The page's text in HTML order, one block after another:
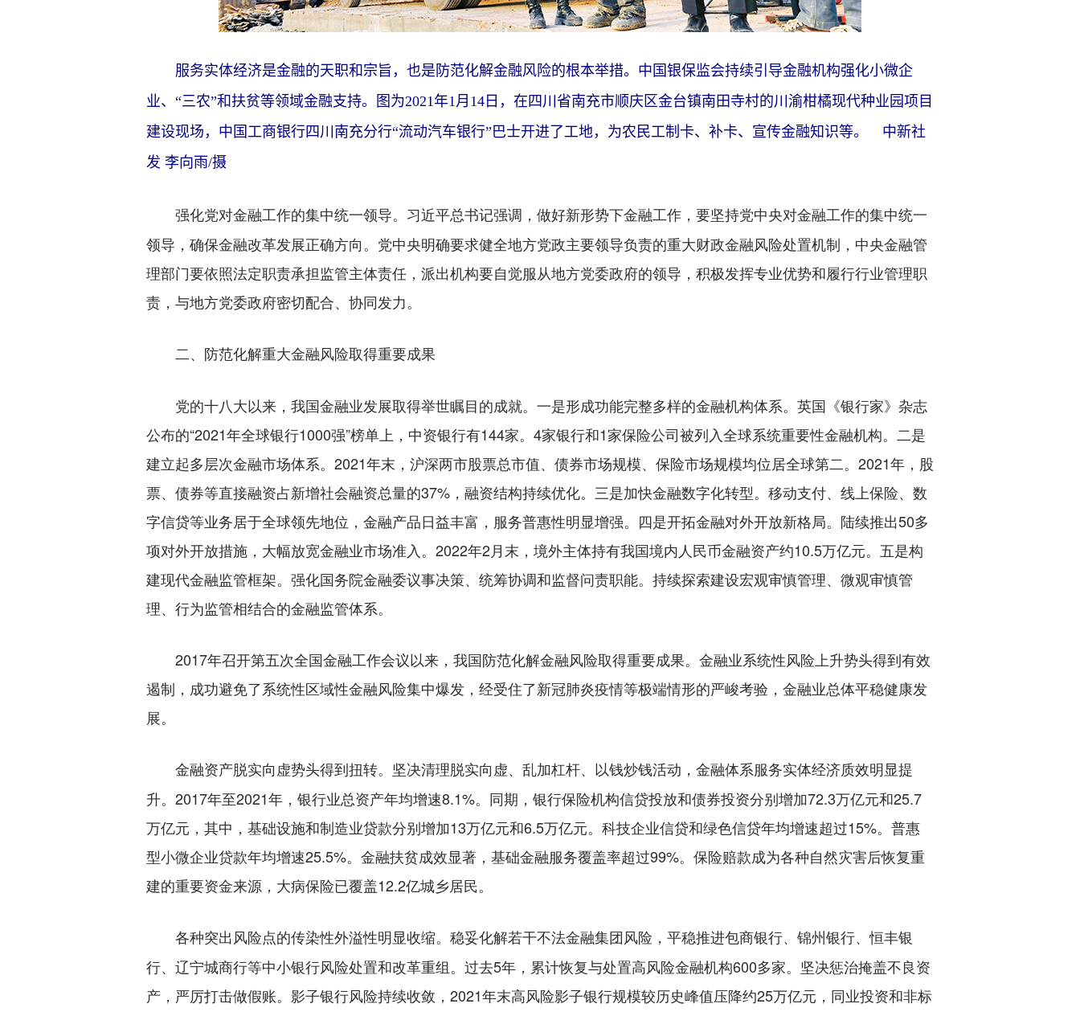
服务实体经济是金融的天职和宗旨，也是防范化解金融风险的根本举措。中国银保监会持续引导金融机构强化小微企
业、“三农”和扶贫等领域金融支持。图为2021年1月14日，在四川省南充市顺庆区金台镇南田寺村的川渝柑橘现代种业园项目
建设现场，中国工商银行四川南充分行“流动汽车银行”巴士开进了工地，为农民工制卡、补卡、宣传金融知识等。 中新社
发 李向雨/摄
强化党对金融工作的集中统一领导。 习近平总书记强调，做好新形势下金融工作，要坚持党中央对金融工作的集中统一
领导，确保金融改革发展正确方向。党中央明确要求健全地方党政主要领导负责的重大财政金融风险处置机制，中央金融管
理部门要依照法定职责承担监管主体责任，派出机构要自觉服从地方党委政府的领导，积极发挥专业优势和履行行业管理职
责，与地方党委政府密切配合、协同发力。
二、防范化解重大金融风险取得重要成果
党的十八大以来，我国金融业发展取得举世瞩目的成就。一是形成功能完整多样的金融机构体系。英国《银行家》杂志
公布的“2021年全球银行1000强”榜单上，中资银行有144家。4家银行和1家保险公司被列入全球系统重要性金融机构。二是
建立起多层次金融市场体系。2021年末，沪深两市股票总市值、债券市场规模、保险市场规模均位居全球第二。2021年，股
票、债券等直接融资占新增社会融资总量的37%，融资结构持续优化。三是加快金融数字化转型。移动支付、线上保险、数
字信贷等业务居于全球领先地位，金融产品日益丰富，服务普惠性明显增强。四是开拓金融对外开放新格局。陆续推出50多
项对外开放措施，大幅放宽金融业市场准入。2022年2月末，境外主体持有我国境内人民币金融资产约10.5万亿元。五是构
建现代金融监管框架。强化国务院金融委议事决策、统筹协调和监督问责职能。持续探索建设宏观审慎管理、微观审慎管
理、行为监管相结合的金融监管体系。
2017年召开第五次全国金融工作会议以来，我国防范化解金融风险取得重要成果。金融业系统性风险上升势头得到有效
遏制，成功避免了系统性区域性金融风险集中爆发，经受住了新冠肺炎疫情等极端情形的严峻考验，金融业总体平稳健康发
展。
金融资产脱实向虚势头得到扭转。 坚决清理脱实向虚、乱加杠杆、以钱炒钱活动，金融体系服务实体经济质效明显提
升。2017年至2021年，银行业总资产年均增速8.1%。同期，银行保险机构信贷投放和债券投资分别增加72.3万亿元和25.7
万亿元，其中，基础设施和制造业贷款分别增加13万亿元和6.5万亿元。科技企业信贷和绿色信贷年均增速超过15%。普惠
型小微企业贷款年均增速25.5%。金融扶贫成效显著，基础金融服务覆盖率超过99%。保险赔款成为各种自然灾害后恢复重
建的重要资金来源，大病保险已覆盖12.2亿城乡居民。
各种突出风险点的传染性外溢性明显收缩。 稳妥化解若干不法金融集团风险，平稳推进包商银行、锦州银行、恒丰银
行、辽宁城商行等中小银行风险处置和改革重组。过去5年，累计恢复与处置高风险金融机构600多家。坚决惩治掩盖不良资
产，严厉打击做假账。影子银行风险持续收敛，2021年末高风险影子银行规模较历史峰值压降约25万亿元，同业投资和非标